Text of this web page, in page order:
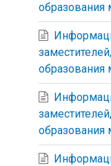
образования
образования
образования